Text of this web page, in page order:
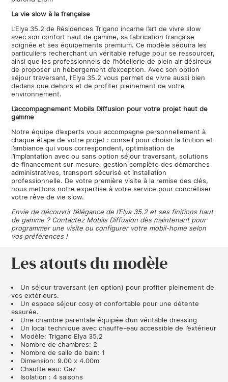
La vie slow à la française
L’Elya 35.2 de Résidences Trigano incarne l’art de vivre slow
avec son confort haut de gamme, sa fabrication française
soignée et ses équipements premium. Ce modèle séduira les
particuliers recherchant un véritable refuge pour se ressourcer,
ainsi que les professionnels de l’hôtellerie de plein air désireux
de proposer un hébergement d’exception. Avec son option
séjour traversant, l’Elya 35.2 vous permet de vivre aussi bien
dedans que dehors et de profiter pleinement de votre
environnement.
L’accompagnement Mobils Diffusion pour votre projet haut de
gamme
Notre équipe d’experts vous accompagne personnellement à
chaque étape de votre projet : conseil pour choisir la finition et
l’ambiance qui vous correspondent, optimisation de
l’implantation avec ou sans option séjour traversant, solutions
de financement sur mesure, gestion complète des démarches
administratives, transport sécurisé et installation
professionnelle. De votre première visite à la remise des clés,
nous mettons notre expertise à votre service pour concrétiser
votre rêve de vie slow.
Envie de découvrir l’élégance de l’Elya 35.2 et ses finitions haut
de gamme ? Contactez Mobils Diffusion dès maintenant pour
programmer une visite ou configurer votre mobil-home selon
vos préférences !
Les atouts du modèle
Un séjour traversant (en option) pour profiter pleinement de
vos extérieurs.
Un espace séjour cosy et confortable pour une détente
assurée.
Une chambre parentale équipée d’un véritable dressing
Un local technique avec chauffe-eau accessible de l’extérieur
Modèle: Trigano Elya 35.2
Nombre de chambres: 2
Nombre de salle de bain: 1
Dimension: 9.00 x 4.00m
Chauffe eau: Gaz
Isolation : 4 saisons